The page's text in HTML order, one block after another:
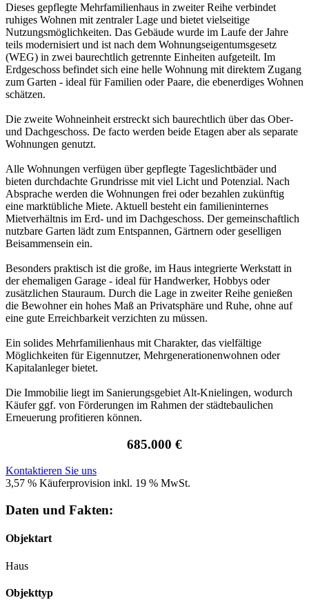
Dieses gepflegte Mehrfamilienhaus in zweiter Reihe verbindet
ruhiges Wohnen mit zentraler Lage und bietet vielseitige
Nutzungsmöglichkeiten. Das Gebäude wurde im Laufe der Jahre
teils modernisiert und ist nach dem Wohnungseigentumsgesetz
(WEG) in zwei baurechtlich getrennte Einheiten aufgeteilt. Im
Erdgeschoss befindet sich eine helle Wohnung mit direktem Zugang
zum Garten - ideal für Familien oder Paare, die ebenerdiges Wohnen
schätzen.
Die zweite Wohneinheit erstreckt sich baurechtlich über das Ober-
und Dachgeschoss. De facto werden beide Etagen aber als separate
Wohnungen genutzt.
Alle Wohnungen verfügen über gepflegte Tageslichtbäder und
bieten durchdachte Grundrisse mit viel Licht und Potenzial. Nach
Absprache werden die Wohnungen frei oder bezahlen zukünftig
eine marktübliche Miete. Aktuell besteht ein familieninternes
Mietverhältnis im Erd- und im Dachgeschoss. Der gemeinschaftlich
nutzbare Garten lädt zum Entspannen, Gärtnern oder geselligen
Beisammensein ein.
Besonders praktisch ist die große, im Haus integrierte Werkstatt in
der ehemaligen Garage - ideal für Handwerker, Hobbys oder
zusätzlichen Stauraum. Durch die Lage in zweiter Reihe genießen
die Bewohner ein hohes Maß an Privatsphäre und Ruhe, ohne auf
eine gute Erreichbarkeit verzichten zu müssen.
Ein solides Mehrfamilienhaus mit Charakter, das vielfältige
Möglichkeiten für Eigennutzer, Mehrgenerationenwohnen oder
Kapitalanleger bietet.
Die Immobilie liegt im Sanierungsgebiet Alt-Knielingen, wodurch
Käufer ggf. von Förderungen im Rahmen der städtebaulichen
Erneuerung profitieren können.
685.000 €
Kontaktieren Sie uns
3,57 % Käuferprovision inkl. 19 % MwSt.
Daten und Fakten:
Objektart
Haus
Objekttyp